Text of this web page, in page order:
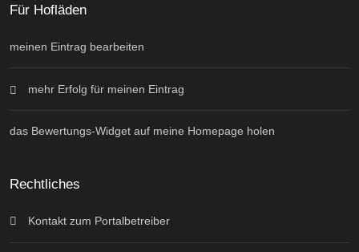
Für Hofläden
meinen Eintrag bearbeiten
mehr Erfolg für meinen Eintrag
das Bewertungs-Widget auf meine Homepage holen
Rechtliches
Kontakt zum Portalbetreiber